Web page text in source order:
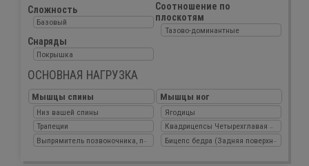
Сложность
Базовый
Снаряды
Покрышка
Соотношение по
плоскотям
Тазово-доминантные
ОСНОВНАЯ НАГРУЗКА
Мышцы спины
Низ вашей спины
Трапеции
Выпрямитель позвоночника, пояснично грудная фасция
Мышцы ног
Ягодицы
Квадрицепсы Четырехглавая мышца
Бицепс бедра (Задняя поверхность